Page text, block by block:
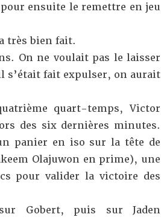
ensuite le remettre en jeu
très bien fait.
On ne voulait pas le laisser
s’était fait expulser, on aurait
quart-temps, Victor
des six dernières minutes.
panier en iso sur la tête de
Olajuwon en prime), une
pourvalider la victoire des
Gobert, puis sur Jaden